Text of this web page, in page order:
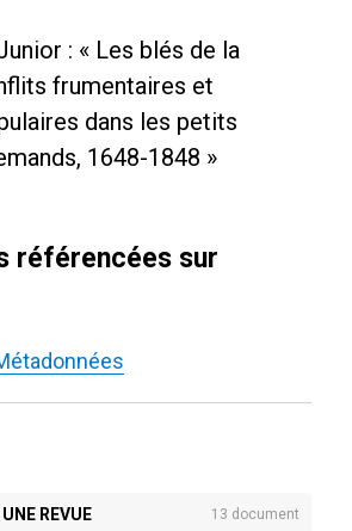
: « Les blés de la
frumentaires et
dans les petits
1648-1848 »
référencées sur
REVUE 13 document